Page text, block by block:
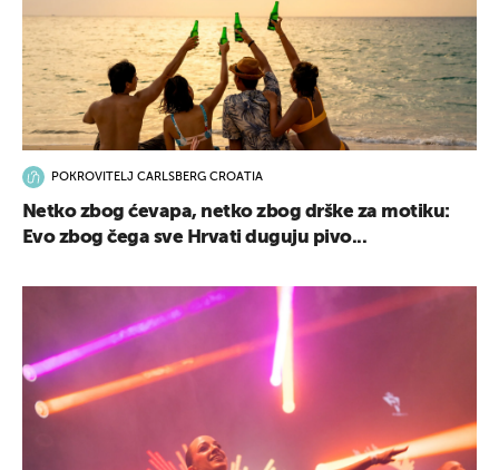
POKROVITELJ CARLSBERG CROATIA
Netko zbog ćevapa, netko zbog drške za motiku:
Evo zbog čega sve Hrvati duguju pivo...